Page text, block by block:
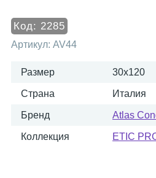
Код: 2285
Артикул: AV44
Размер 30x120
Страна Италия
Бренд Atlas
Коллекция ETIC